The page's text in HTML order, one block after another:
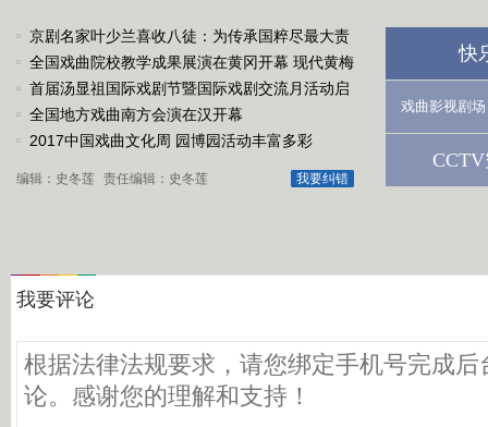
京剧名家叶少兰喜收八徒：为传承国粹尽最大责
任
全国戏曲院校教学成果展演在黄冈开幕 现代黄梅
戏《槐花谣》倾情..
首届汤显祖国际戏剧节暨国际戏剧交流月活动启
动
全国地方戏曲南方会演在汉开幕
2017中国戏曲文化周 园博园活动丰富多彩
我要纠错
编辑：史冬莲 责任编辑：史冬莲
快
戏曲影视剧场